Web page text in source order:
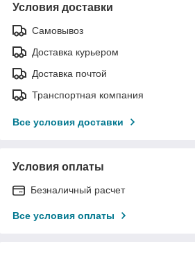
Условия доставки
Самовывоз
Доставка курьером
Доставка почтой
Транспортная компания
Все условия доставки
Условия оплаты
Безналичный расчет
Все условия оплаты